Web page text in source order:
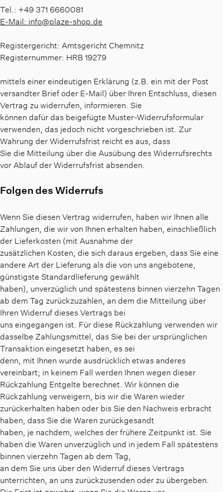
Tel.: +49 371 6660081
E-Mail: info@plaze-shop.de
Registergericht: Amtsgericht Chemnitz
Registernummer: HRB 19279
mittels einer eindeutigen Erklärung (z.B. ein mit der Post
versandter Brief oder E-Mail) über Ihren Entschluss, diesen
Vertrag zu widerrufen, informieren. Sie
können dafür das beigefügte Muster-Widerrufsformular
verwenden, das jedoch nicht vorgeschrieben ist. Zur
Wahrung der Widerrufsfrist reicht es aus, dass
Sie die Mitteilung über die Ausübung des Widerrufsrechts
vor Ablauf der Widerrufsfrist absenden.
Folgen des Widerrufs
Wenn Sie diesen Vertrag widerrufen, haben wir Ihnen alle
Zahlungen, die wir von Ihnen erhalten haben, einschließlich
der Lieferkosten (mit Ausnahme der
zusätzlichen Kosten, die sich daraus ergeben, dass Sie eine
andere Art der Lieferung als die von uns angebotene,
günstigste Standardlieferung gewählt
haben), unverzüglich und spätestens binnen vierzehn Tagen
ab dem Tag zurückzuzahlen, an dem die Mitteilung über
Ihren Widerruf dieses Vertrags bei
uns eingegangen ist. Für diese Rückzahlung verwenden wir
dasselbe Zahlungsmittel, das Sie bei der ursprünglichen
Transaktion eingesetzt haben, es sei
denn, mit Ihnen wurde ausdrücklich etwas anderes
vereinbart; in keinem Fall werden Ihnen wegen dieser
Rückzahlung Entgelte berechnet. Wir können die
Rückzahlung verweigern, bis wir die Waren wieder
zurückerhalten haben oder bis Sie den Nachweis erbracht
haben, dass Sie die Waren zurückgesandt
haben, je nachdem, welches der frühere Zeitpunkt ist. Sie
haben die Waren unverzüglich und in jedem Fall spätestens
binnen vierzehn Tagen ab dem Tag,
an dem Sie uns über den Widerruf dieses Vertrags
unterrichten, an uns zurückzusenden oder zu übergeben.